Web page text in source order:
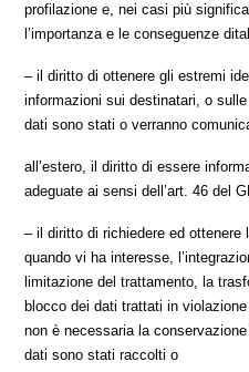
profilazione e, nei casi più
l’importanza e le conseguenze
– il diritto di ottenere gli estremi
informazioni sui destinatari, o
dati sono stati o verranno
all’estero, il diritto di essere
adeguate ai sensi dell’art. 46 del
– il diritto di richiedere ed ottenere
quando vi ha interesse,
limitazione del trattamento, la
blocco dei dati trattati in
non è necessaria la
dati sono stati raccolti o